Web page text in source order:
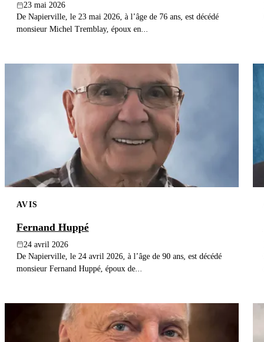
23 mai 2026
De Napierville, le 23 mai 2026, à l’âge de 76 ans, est décédé
monsieur Michel Tremblay, époux en...
AVIS
Fernand Huppé
24 avril 2026
De Napierville, le 24 avril 2026, à l’âge de 90 ans, est décédé
monsieur Fernand Huppé, époux de...